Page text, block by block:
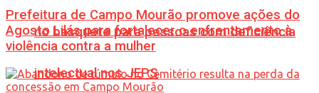
no basquete para pessoas com deficiência
intelectual nos JEPS
Prefeitura de Campo Mourão promove ações do
Agosto Lilás para fortalecer o enfrentamento à
violência contra a mulher